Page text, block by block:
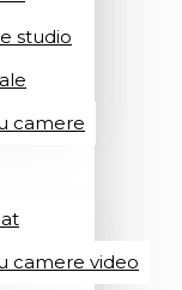
studio
camere
camere video